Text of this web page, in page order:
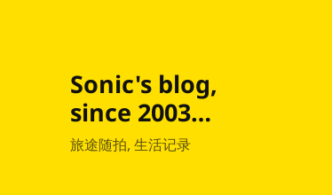
Sonic's blog,
since 2003…
旅途随拍, 生活记录